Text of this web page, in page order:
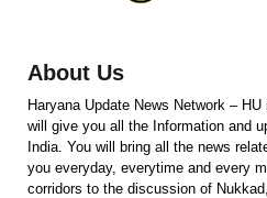
About Us
Haryana Update News Network –
will give you all the Information and
India. You will bring all the news
you everyday, everytime and every
corridors to the discussion of